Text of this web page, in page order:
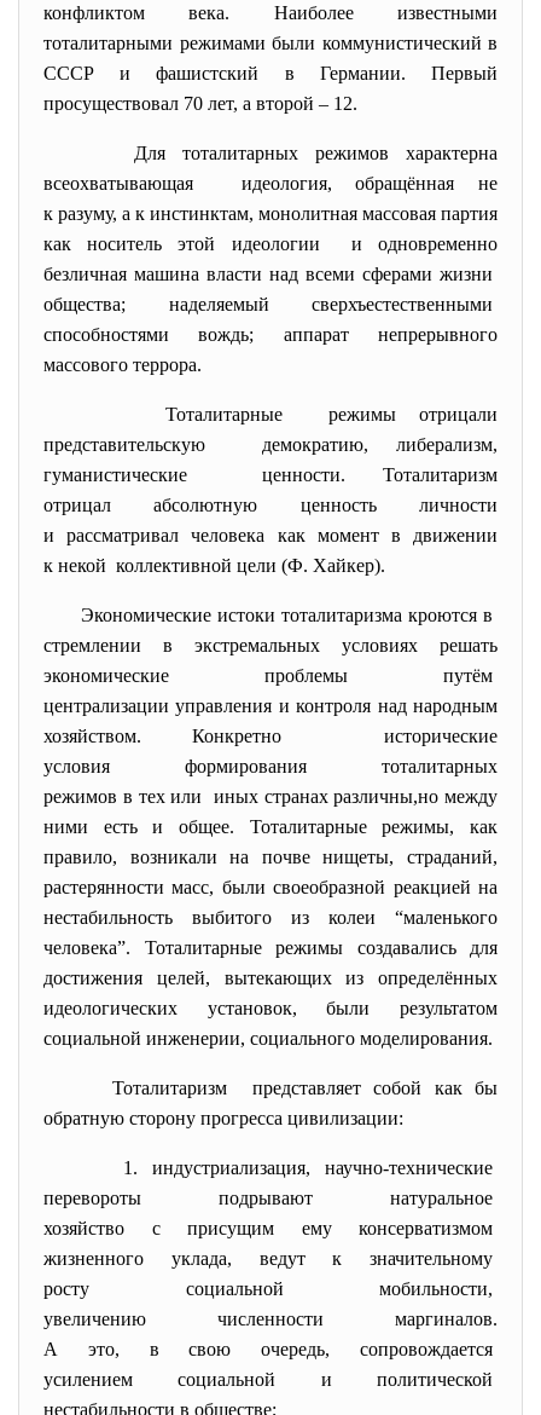
конфликтом века. Наиболее известными
тоталитарными режимами были коммунистический в
СССР и фашистский в Германии. Первый
просуществовал 70 лет, а второй – 12.
Для тоталитарных режимов характерна
всеохватывающая идеология, обращённая не
к разуму, а к инстинктам, монолитная массовая партия
как носитель этой идеологии и одновременно
безличная машина власти над всеми сферами жизни
общества; наделяемый сверхъестественными
способностями вождь; аппарат непрерывного
массового террора.
Тоталитарные режимы отрицали
представительскую демократию, либерализм,
гуманистические ценности. Тоталитаризм
отрицал абсолютную ценность личности
и рассматривал человека как момент в движении
к некой коллективной цели (Ф. Хайкер).
Экономические истоки тоталитаризма кроются в
стремлении в экстремальных условиях решать
экономические проблемы путём
централизации управления и контроля над народным
хозяйством. Конкретно исторические
условия формирования тоталитарных
режимов в тех или иных странах различны,но между
ними есть и общее. Тоталитарные режимы, как
правило, возникали на почве нищеты, страданий,
растерянности масс, были своеобразной реакцией на
нестабильность выбитого из колеи “маленького
человека”. Тоталитарные режимы создавались для
достижения целей, вытекающих из определённых
идеологических установок, были результатом
социальной инженерии, социального моделирования.
Тоталитаризм представляет собой как бы
обратную сторону прогресса цивилизации:
1. индустриализация, научно-технические
перевороты подрывают натуральное
хозяйство с присущим ему консерватизмом
жизненного уклада, ведут к значительному
росту социальной мобильности,
увеличению численности маргиналов.
А это, в свою очередь, сопровождается
усилением социальной и политической
нестабильности в обществе;